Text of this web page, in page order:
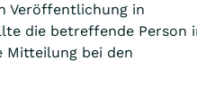
Veröffentlichung in
die betreffende Person
Mitteilung bei den